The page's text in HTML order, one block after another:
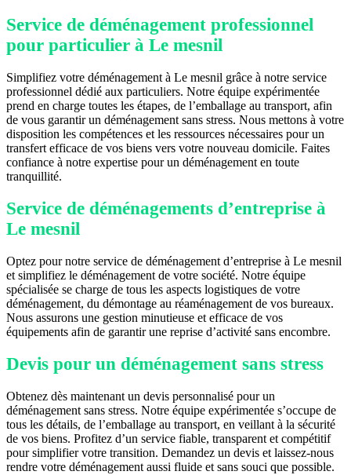
Service de déménagement professionnel
pour particulier à Le mesnil
Simplifiez votre déménagement à Le mesnil grâce à notre service
professionnel dédié aux particuliers. Notre équipe expérimentée
prend en charge toutes les étapes, de l’emballage au transport, afin
de vous garantir un déménagement sans stress. Nous mettons à votre
disposition les compétences et les ressources nécessaires pour un
transfert efficace de vos biens vers votre nouveau domicile. Faites
confiance à notre expertise pour un déménagement en toute
tranquillité.
Service de déménagements d’entreprise à
Le mesnil
Optez pour notre service de déménagement d’entreprise à Le mesnil
et simplifiez le déménagement de votre société. Notre équipe
spécialisée se charge de tous les aspects logistiques de votre
déménagement, du démontage au réaménagement de vos bureaux.
Nous assurons une gestion minutieuse et efficace de vos
équipements afin de garantir une reprise d’activité sans encombre.
Devis pour un déménagement sans stress
Obtenez dès maintenant un devis personnalisé pour un
déménagement sans stress. Notre équipe expérimentée s’occupe de
tous les détails, de l’emballage au transport, en veillant à la sécurité
de vos biens. Profitez d’un service fiable, transparent et compétitif
pour simplifier votre transition. Demandez un devis et laissez-nous
rendre votre déménagement aussi fluide et sans souci que possible.